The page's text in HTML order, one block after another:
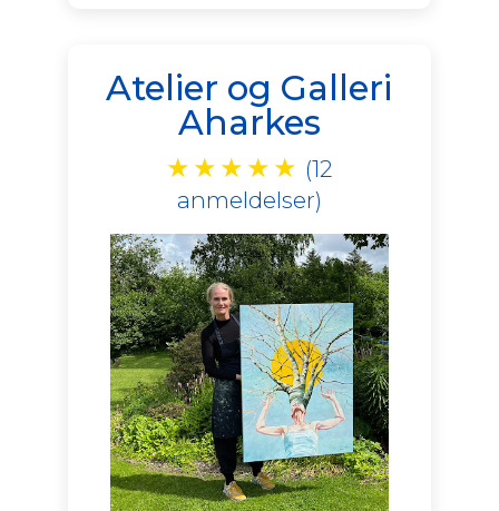
Atelier og Galleri
Aharkes
★ ★ ★ ★ ★ (12
anmeldelser)